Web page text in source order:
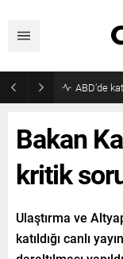
Bakan
kritik
Ulaştırma ve
katıldığı canlı